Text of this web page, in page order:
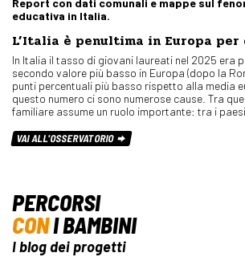
Report con dati comunali e mappe sul
educativa in Italia.
L’Italia è penultima in Europa
In Italia il tasso di giovani laureati nel 2025 era
secondo valore più basso in Europa (dopo la
punti percentuali più basso rispetto alla media
questo numero ci sono numerose cause. Tra
familiare assume un ruolo importante: tra i paesi
VAI ALL'OSSERVATORIO
PERCORSI
CONI BAMBINI
I blog dei progetti